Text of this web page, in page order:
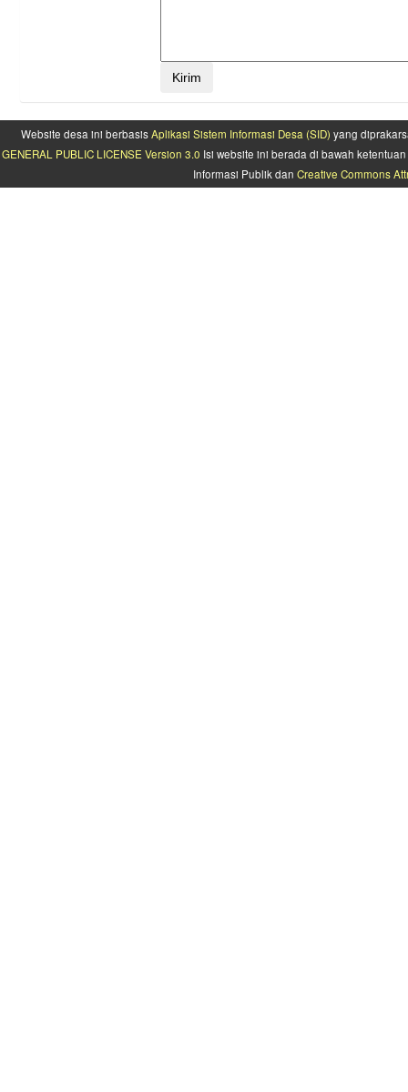
Website desa ini berbasisAplikasi Sistem Informasi Desa (SID) yang
GENERAL PUBLIC LICENSE Version 3.0 Isi website ini berada di bawah
Informasi Publik dan Creative Commons